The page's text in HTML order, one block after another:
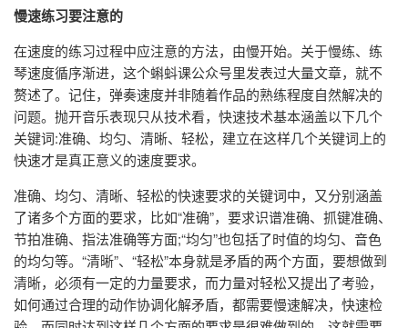
慢速练习要注意的
在速度的练习过程中应注意的方法，由慢开始。关于慢练、练
琴速度循序渐进，这个蝌蚪课公众号里发表过大量文章，就不
赘述了。记住，弹奏速度并非随着作品的熟练程度自然解决的
问题。抛开音乐表现只从技术看，快速技术基本涵盖以下几个
关键词:准确、均匀、清晰、轻松，建立在这样几个关键词上的
快速才是真正意义的速度要求。
准确、均匀、清晰、轻松的快速要求的关键词中，又分别涵盖
了诸多个方面的要求，比如“准确”，要求识谱准确、抓键准确、
节拍准确、指法准确等方面;“均匀”也包括了时值的均匀、音色
的均匀等。“清晰”、“轻松”本身就是矛盾的两个方面，要想做到
清晰，必须有一定的力量要求，而力量对轻松又提出了考验，
如何通过合理的动作协调化解矛盾，都需要慢速解决，快速检